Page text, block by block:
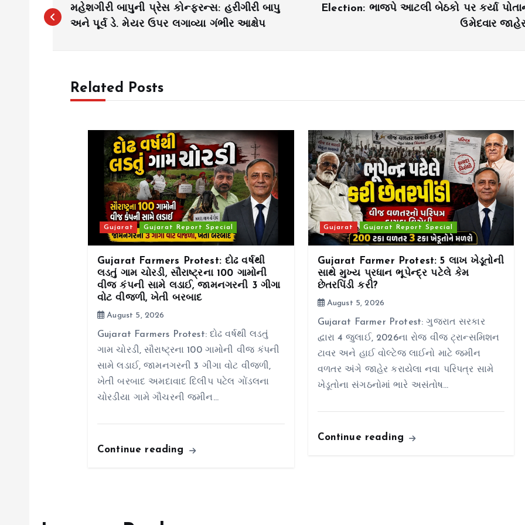
o
મહેશગીરી બાપુની પ્રેસ કોન્ફરન્સ: હરીગીરી બાપુ
અને પૂર્વ ડે. મેયર ઉપર લગાવ્યા ગંભીર આક્ષેપ
Election: ભાજપે આટલી બેઠકો પર કર્યા
ઉમેદવાર
Related Posts
Gujarat Gujarat Report Special
Gujarat Farmers Protest: દોઢ વર્ષથી
લડતું ગામ ચોરડી, સૌરાષ્ટ્રના 100 ગામોની
વીજ કંપની સામે લડાઈ, જામનગરની 3 ગીગા
વોટ વીજળી, ખેતી બરબાદ
August 5, 2026
Gujarat Farmers Protest: દોઢ વર્ષથી લડતું
ગામ ચોરડી, સૌરાષ્ટ્રના 100 ગામોની વીજ કંપની
સામે લડાઈ, જામનગરની 3 ગીગા વોટ વીજળી,
ખેતી બરબાદ અમદાવાદ દિલીપ પટેલ ગોંડલના
ચોરડીયા ગામે ગૌચરની જમીન…
Continue reading
Gujarat Gujarat Report Special
Gujarat Farmer Protest: 5 લાખ ખેડૂતોની
સાથે મુખ્ય પ્રધાન ભૂપેન્દ્ર પટેલે કેમ
છેતરપિંડી કરી?
August 5, 2026
Gujarat Farmer Protest: ગુજરાત સરકાર
દ્વારા 4 જુલાઈ, 2026ના રોજ વીજ ટ્રાન્સમિશન
ટાવર અને હાઈ વોલ્ટેજ લાઈનો માટે જમીન
વળતર અંગે જાહેર કરાયેલા નવા પરિપત્ર સામે
ખેડૂતોના સંગઠનોમાં ભારે અસંતોષ…
Continue reading